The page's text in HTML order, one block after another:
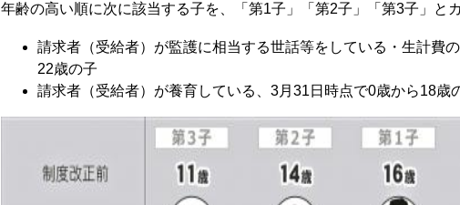
年齢の高い順に次に該当する子を、「第1子」「第2子」「第3子」と
請求者（受給者）が監護に相当する世話等をしている・生計費
22歳の子
請求者（受給者）が養育している、3月31日時点で0歳から18歳